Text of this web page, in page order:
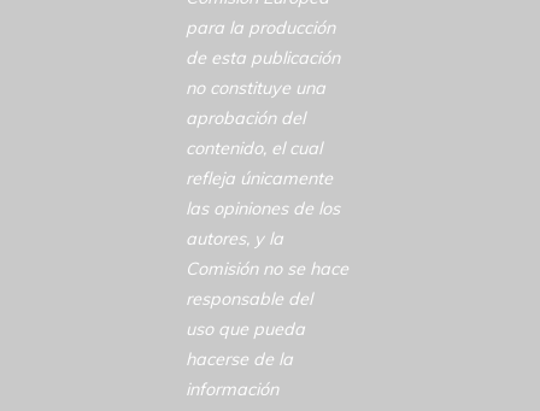
para la producción
de esta publicación
no constituye una
aprobación del
contenido, el cual
refleja únicamente
las opiniones de los
autores, y la
Comisión no se hace
responsable del
uso que pueda
hacerse de la
información